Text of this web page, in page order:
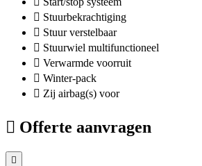
Stuurbekrachtiging
Stuur verstelbaar
Stuurwiel multifunctioneel
Verwarmde voorruit
Winter-pack
Zij airbag(s) voor
Offerte aanvragen